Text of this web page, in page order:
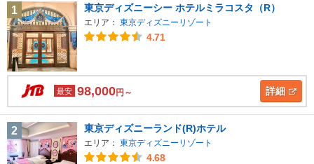
1
東京ディズニーシー ホテルミラコスタ（R）
エリア： 東京ディズニーリゾート
4.71
最安 98,000円～ 詳細
2 東京ディズニーランド(R)ホテル
エリア： 東京ディズニーリゾート
4.68